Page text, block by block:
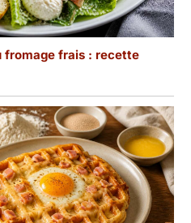
fromage frais : recette